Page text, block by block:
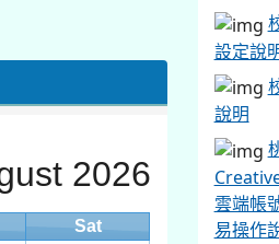
2026
Sat
設定說
說明
雲端帳
易操作